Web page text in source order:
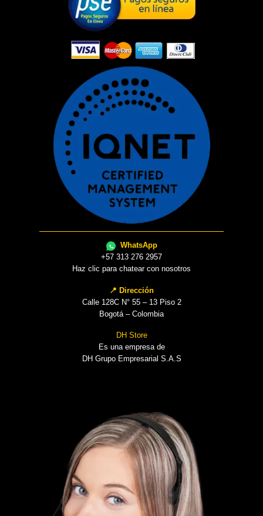
WhatsApp
+57 313 276 2957
Haz clic para chatear con nosotros
📍 Dirección
Calle 128C N° 55 – 13 Piso 2
Bogotá – Colombia
DH Store
Es una empresa de
DH Grupo Empresarial S.A.S